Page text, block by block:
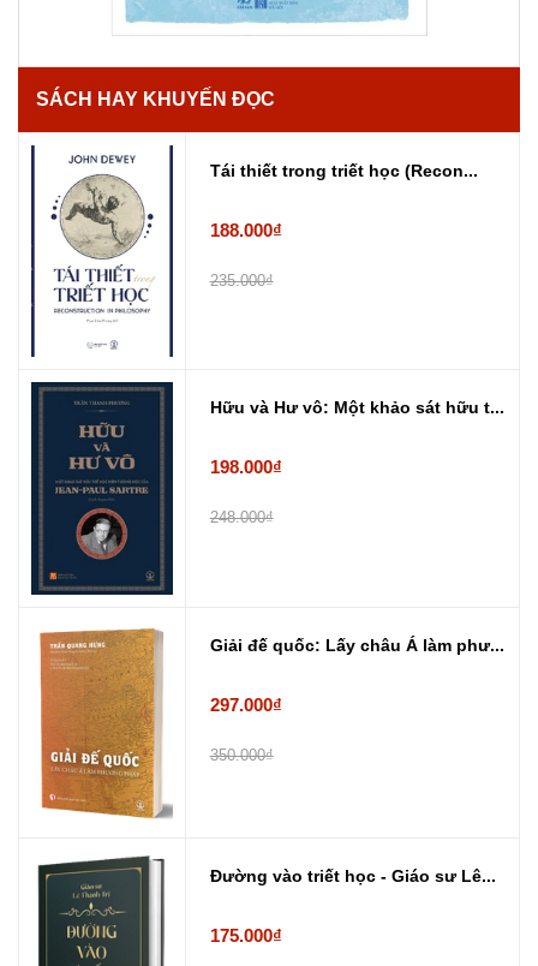
SÁCH HAY KHUYẾN ĐỌC
Tái thiết trong triết học (Recon...
188.000₫
235.000₫
Hữu và Hư vô: Một khảo sát hữu t...
198.000₫
248.000₫
Giải đế quốc: Lấy châu Á làm phư...
297.000₫
350.000₫
Đường vào triết học - Giáo sư Lê...
175.000₫